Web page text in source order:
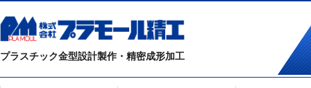
プラスチック金型設計製作・精密成形加工